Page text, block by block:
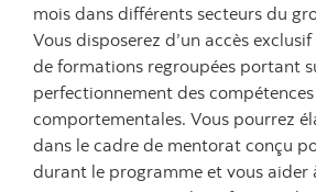
mois dans différents secteurs du
Vous disposerez d’un accès
de formations regroupées portant
perfectionnement des
comportementales. Vous pourrez
dans le cadre de mentorat conçu
durant le programme et vous aider